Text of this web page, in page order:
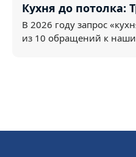
Кухня до потолка:
или суровая
В 2026 году запрос
из 10 обращений к